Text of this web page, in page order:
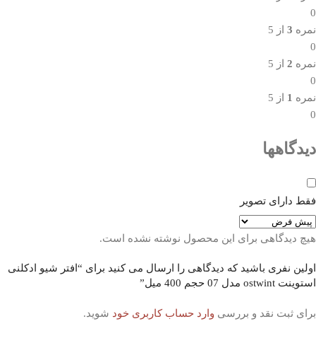
0
نمره 3 از 5
0
نمره 2 از 5
0
نمره 1 از 5
0
دیدگاهها
فقط دارای تصویر
هیچ دیدگاهی برای این محصول نوشته نشده است.
اولین نفری باشید که دیدگاهی را ارسال می کنید برای “افتر شیو ادکلنی
استوینت ostwint مدل 07 حجم 400 میل”
برای ثبت نقد و بررسی وارد حساب کاربری خود شوید.